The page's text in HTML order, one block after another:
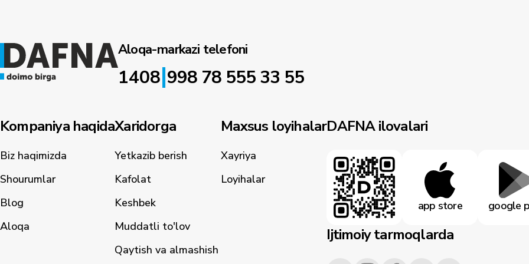
Aloqa-markazi telefoni
1408|998 78 555 33 55
Kompaniya haqida
Biz haqimizda
Shourumlar
Blog
Aloqa
Xaridorga
Yetkazib berish
Kafolat
Keshbek
Muddatli to'lov
Qaytish va almashish
Maxsus loyihalar
Xayriya
Loyihalar
DAFNA ilovalari
app store google
Ijtimoiy tarmoqlarda